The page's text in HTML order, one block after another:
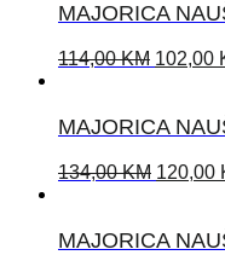
MAJORICA
114,00KM 102,00
MAJORICA
134,00KM 120,00
MAJORICA